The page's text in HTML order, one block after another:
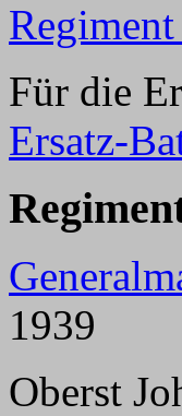
Für die
Ersatz-
1939
Oberst